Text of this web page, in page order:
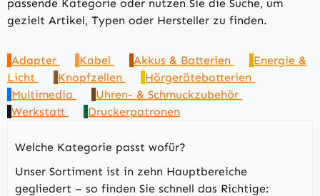
passende Kategorie oder nutzen Sie die Suche, um
gezielt Artikel, Typen oder Hersteller zu finden.
Adapter Kabel Akkus & Batterien
Energie &
Licht
Knopfzellen
Hörgerätebatterien
Multimedia
Uhren- & Schmuckzubehör
Werkstatt
Druckerpatronen
Welche Kategorie passt wofür?
Unser Sortiment ist in zehn Hauptbereiche
gegliedert – so finden Sie schnell das Richtige: